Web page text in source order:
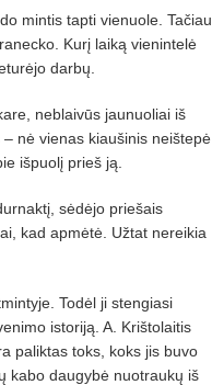
mintis tapti vienuole. Tačiau
Kurį laiką vienintelė
darbų.
neblaivūs jaunuoliai iš
nė vienas kiaušinis neištepė
išpuolį prieš ją.
sėdėjo priešais
kad apmėtė. Užtat nereikia
Todėl ji stengiasi
istoriją. A. Krištolaitis
paliktas toks, koks jis buvo
kabo daugybė nuotraukų iš